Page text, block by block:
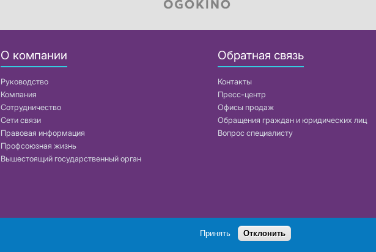
О компании
Руководство
Компания
Сотрудничество
Сети связи
Правовая информация
Профсоюзная жизнь
Вышестоящий государственный орган
Обратная связь
Контакты
Пресс-центр
Офисы продаж
Обращения граждан и юридических лиц
Вопрос специалисту
Поиск
Принять Отклонить